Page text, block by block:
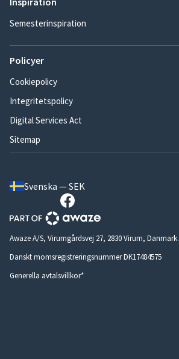
Semesterinspiration
Policyer
Cookiepolicy
Integritetspolicy
Digital Services Act
Sitemap
Svenska — SEK
Awaze A/S, Virumgårdsvej 27, 2830 Virum, Danmark.
Danskt momsregistreringsnummer DK17484575
Generella avtalsvillkor*